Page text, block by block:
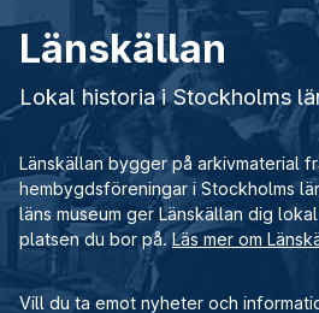
Länskällan
Lokal historia i Stockholms
Länskällan bygger på arkivmaterial
hembygdsföreningar i Stockholms
läns museum ger Länskällan dig
platsen du bor på.Läs mer om
Vill du ta emot nyheter och